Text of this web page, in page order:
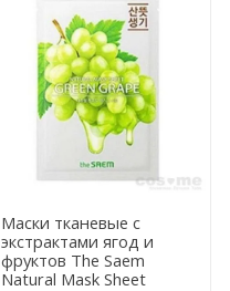
Маски тканевые с
экстрактами ягод и
фруктов The Saem
Natural Mask Sheet